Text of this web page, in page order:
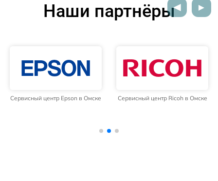
Наши партнёры
Сервисный центр Epson в Омске Сервисный центр Ricoh в Омске